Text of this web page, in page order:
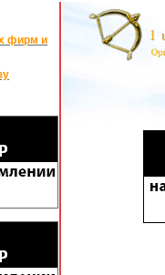
фирм и